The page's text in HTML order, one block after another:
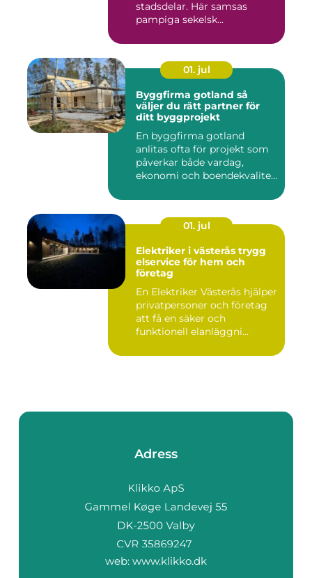
stadsdelar. Här samsas
pampiga sekelsk...
01. jul
Byggfirma gotland så
väljer du rätt partner för
ditt byggprojekt
En byggfirma gotland
anlitas ofta för projekt som
påverkar både vardag,
ekonomi och boendekvalitet
01. jul
Elektriker i västerås trygg
elservice för hem och
företag
En Elektriker Västerås hjälper
privatpersoner och företag
att få en säker och
funktionell elanläggni...
Adress
web: www.klikko.dk